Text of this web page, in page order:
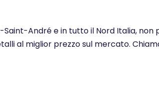
Saint-André e in tutto il Nord Italia,
al miglior prezzo sul mercato.